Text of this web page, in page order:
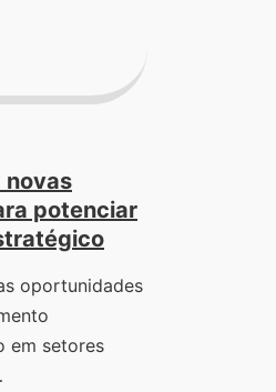
novas
potenciar
oportunidades
em setores